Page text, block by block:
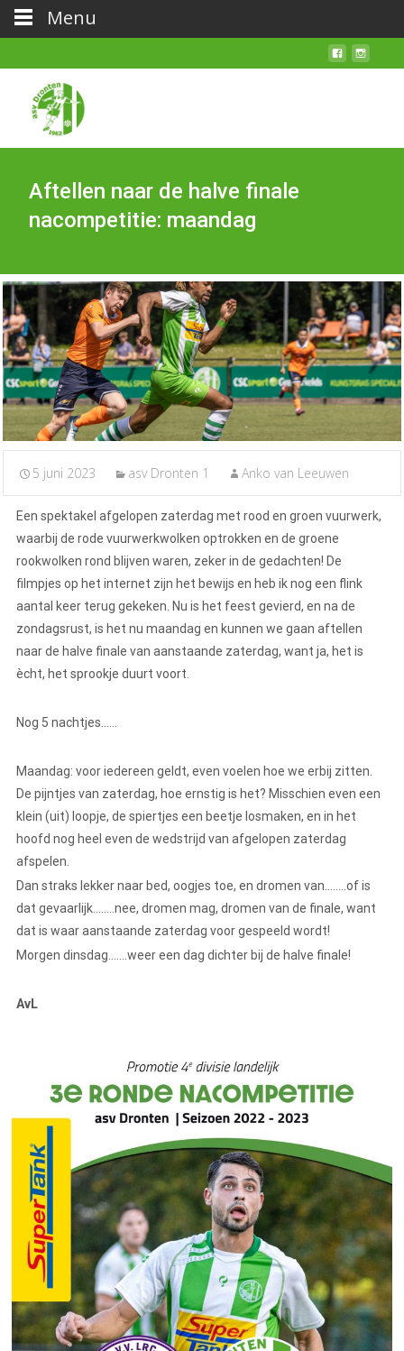
Aftellen naar de halve finale
nacompetitie: maandag
5 juni 2023 asv Dronten 1 Anko van Leeuwen
Een spektakel afgelopen zaterdag met rood en groen vuurwerk,
waarbij de rode vuurwerkwolken optrokken en de groene
rookwolken rond blijven waren, zeker in de gedachten! De
filmpjes op het internet zijn het bewijs en heb ik nog een flink
aantal keer terug gekeken. Nu is het feest gevierd, en na de
zondagsrust, is het nu maandag en kunnen we gaan aftellen
naar de halve finale van aanstaande zaterdag, want ja, het is
ècht, het sprookje duurt voort.
Nog 5 nachtjes……
Maandag: voor iedereen geldt, even voelen hoe we erbij zitten.
De pijntjes van zaterdag, hoe ernstig is het? Misschien even een
klein (uit) loopje, de spiertjes een beetje losmaken, en in het
hoofd nog heel even de wedstrijd van afgelopen zaterdag
afspelen.
Dan straks lekker naar bed, oogjes toe, en dromen van……..of is
dat gevaarlijk……..nee, dromen mag, dromen van de finale, want
dat is waar aanstaande zaterdag voor gespeeld wordt!
Morgen dinsdag…….weer een dag dichter bij de halve finale!
AvL
Menu